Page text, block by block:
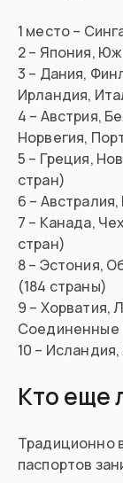
1 место –
2 – Япония,
3 – Дания,
Ирландия,
4 – Австрия,
Норвегия,
5 – Греция,
стран)
6 –
7 – Канада,
стран)
8 – Эстония,
(184 страны)
9 – Хорватия,
Соединенные
10 –
Кто еще
Традиционно
паспортов